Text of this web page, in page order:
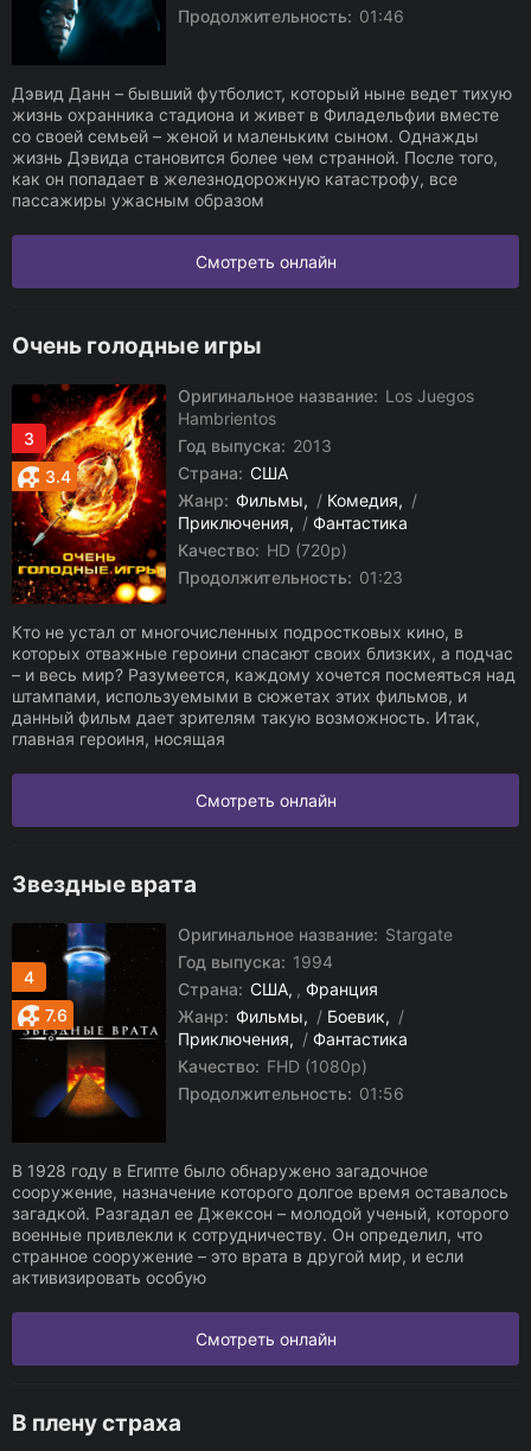
Продолжительность: 01:46
Дэвид Данн – бывший футболист, который ныне ведет тихую
жизнь охранника стадиона и живет в Филадельфии вместе
со своей семьей – женой и маленьким сыном. Однажды
жизнь Дэвида становится более чем странной. После того,
как он попадает в железнодорожную катастрофу, все
пассажиры ужасным образом
Смотреть онлайн
Очень голодные игры
3
3.4
Оригинальное название: Los Juegos
Hambrientos
Год выпуска: 2013
Страна: США
Жанр: Фильмы / Комедия
/
Приключения
/ Фантастика
Качество: HD (720p)
Продолжительность: 01:23
Кто не устал от многочисленных подростковых кино, в
которых отважные героини спасают своих близких, а подчас
– и весь мир? Разумеется, каждому хочется посмеяться над
штампами, используемыми в сюжетах этих фильмов, и
данный фильм дает зрителям такую возможность. Итак,
главная героиня, носящая
Смотреть онлайн
Звездные врата
4
7.6
Оригинальное название: Stargate
Год выпуска: 1994
Страна: США , Франция
Жанр: Фильмы / Боевик
/
Приключения
/ Фантастика
Качество: FHD (1080p)
Продолжительность: 01:56
В 1928 году в Египте было обнаружено загадочное
сооружение, назначение которого долгое время оставалось
загадкой. Разгадал ее Джексон – молодой ученый, которого
военные привлекли к сотрудничеству. Он определил, что
странное сооружение – это врата в другой мир, и если
активизировать особую
Смотреть онлайн
В плену страха